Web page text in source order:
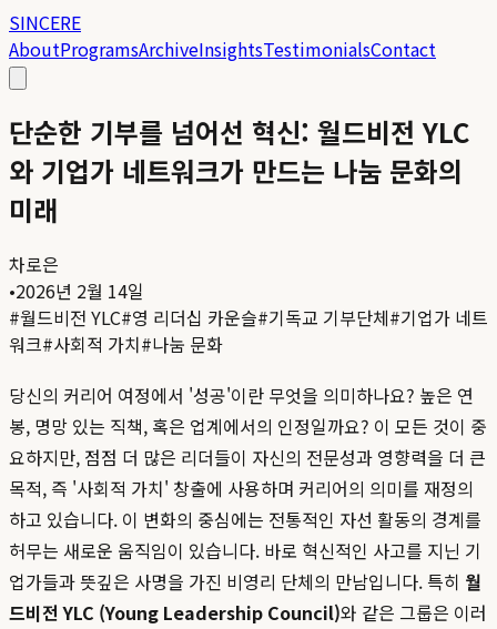
SINCERE
AboutProgramsArchiveInsightsTestimonialsContact
단순한 기부를 넘어선 혁신: 월드비전 YLC
와 기업가 네트워크가 만드는 나눔 문화의
미래
차로은
•2026년 2월 14일
#월드비전 YLC#영 리더십 카운슬#기독교 기부단체#기업가 네트
워크#사회적 가치#나눔 문화
당신의 커리어 여정에서 '성공'이란 무엇을 의미하나요? 높은 연
봉, 명망 있는 직책, 혹은 업계에서의 인정일까요? 이 모든 것이 중
요하지만, 점점 더 많은 리더들이 자신의 전문성과 영향력을 더 큰
목적, 즉 '사회적 가치' 창출에 사용하며 커리어의 의미를 재정의
하고 있습니다. 이 변화의 중심에는 전통적인 자선 활동의 경계를
허무는 새로운 움직임이 있습니다. 바로 혁신적인 사고를 지닌 기
업가들과 뜻깊은 사명을 가진 비영리 단체의 만남입니다. 특히 월
드비전 YLC (Young Leadership Council)와 같은 그룹은 이러